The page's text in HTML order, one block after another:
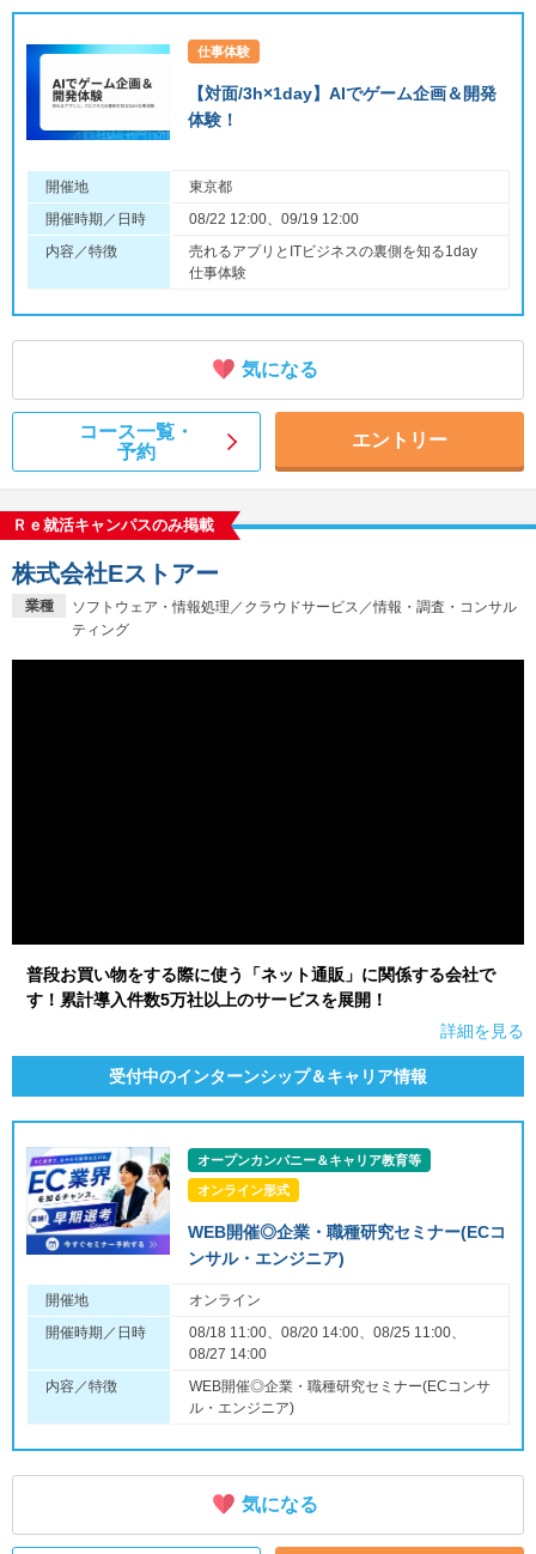
仕事体験
【対面/3h×1day】AIでゲーム企画＆開発
体験！
開催地
東京都
開催時期／日時
08/22 12:00、09/19 12:00
内容／特徴
売れるアプリとITビジネスの裏側を知る1day
仕事体験
気になる
コース一覧・
予約
エントリー
Ｒｅ就活キャンパスのみ掲載
業種
ソフトウェア・情報処理／クラウドサービス／情報・調査・コンサル
ティング
株式会社Eストアー
普段お買い物をする際に使う「ネット通販」に関係する会社で
す！累計導入件数5万社以上のサービスを展開！
詳細を見る
受付中のインターンシップ＆キャリア情報
オープンカンパニー＆キャリア教育等
オンライン形式
WEB開催◎企業・職種研究セミナー(ECコ
ンサル・エンジニア)
開催地
オンライン
開催時期／日時
08/18 11:00、08/20 14:00、08/25 11:00、
08/27 14:00
内容／特徴
WEB開催◎企業・職種研究セミナー(ECコンサ
ル・エンジニア)
気になる